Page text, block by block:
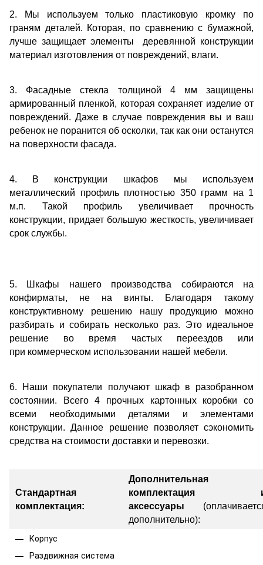
2. Мы используем только пластиковую кромку по
граням деталей. Которая, по сравнению с бумажной,
лучше защищает элементы деревянной конструкции
материал изготовления от повреждений, влаги.
3. Фасадные стекла толщиной 4 мм защищены
армированный пленкой, которая сохраняет изделие от
повреждений. Даже в случае повреждения вы и ваш
ребенок не поранится об осколки, так как они останутся
на поверхности фасада.
4. В конструкции шкафов мы используем
металлический профиль плотностью 350 грамм на 1
м.п. Такой профиль увеличивает прочность
конструкции, придает большую жесткость, увеличивает
срок службы.
5. Шкафы нашего производства собираются на
конфирматы, не на винты. Благодаря такому
конструктивному решению нашу продукцию можно
разбирать и собирать несколько раз. Это идеальное
решение во время частых переездов или
при коммерческом использовании нашей мебели.
6. Наши покупатели получают шкаф в разобранном
состоянии. Всего 4 прочных картонных коробки со
всеми необходимыми деталями и элементами
конструкции. Данное решение позволяет сэкономить
средства на стоимости доставки и перевозки.
Стандартная
комплектация:
Дополнительная
комплектация
аксессуары
дополнительно):
Корпус
Раздвижная система